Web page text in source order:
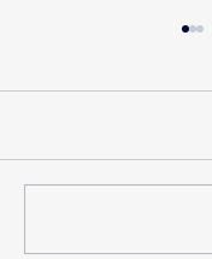
לאכול אבל עולים